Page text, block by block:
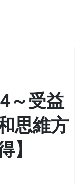
～受益
思維方
】